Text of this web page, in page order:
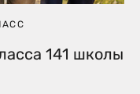
141 школы